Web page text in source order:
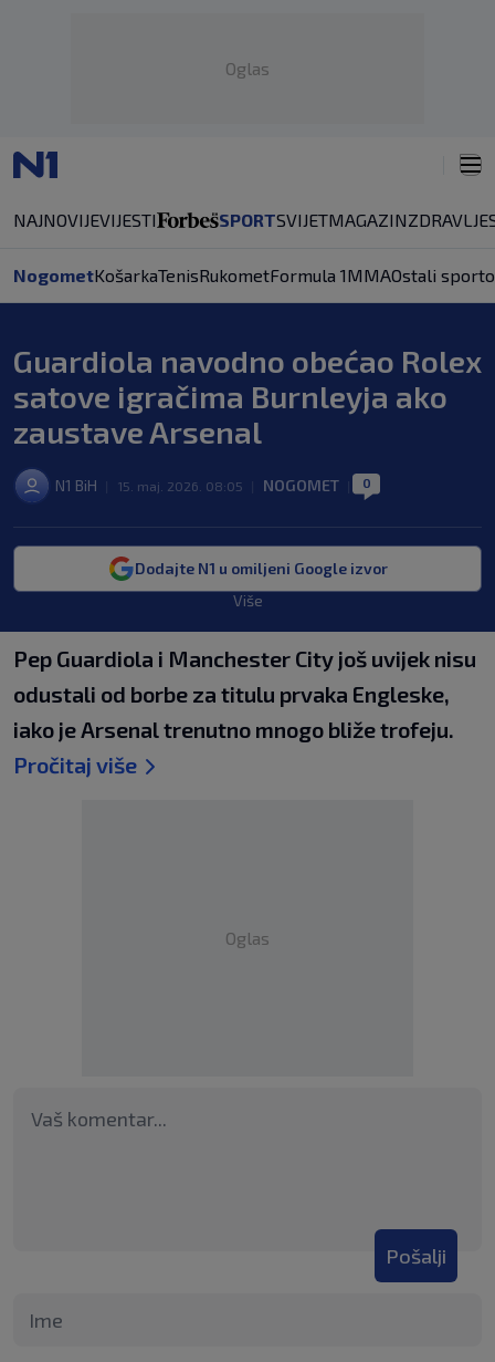
Oglas
NAJNOVIJEVIJESTI SPORTSVIJETMAGAZINZDRAVLJE
NogometKošarkaTenisRukometFormula 1MMAOstali
Guardiola navodno obećao Rolex
satove igračima Burnleyja ako
zaustave Arsenal
N1 BiH 15. maj. 2026. 08:05 NOGOMET 0
Dodajte N1 u omiljeni Google izvor
Više
Pep Guardiola i Manchester City još uvijek nisu
odustali od borbe za titulu prvaka Engleske,
iako je Arsenal trenutno mnogo bliže trofeju.
Pročitaj više
Oglas
Pošalji